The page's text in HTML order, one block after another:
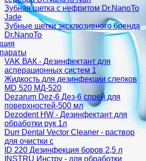
Зубная щетка с нефритом Dr.NanoTo
Jade
Зубные щетки эксклюзивного бренда
Dr.NanoTo
VAK ВАК - Дезинфектант для
асперационных систем 1
Жидкость для дезинфекции слепков
MD 520 МД-520
Dezarum Dez-6 Дез-6 спрей для
поверхностей-500 мл
Dezodent HW - Дезинфектант для
обработки рук 1л
Durr Dental Vector Cleaner - раствор
для очистки с
ID 220 Дезинфекция боров 2,5 л
INSTRU Инстру - для обработки